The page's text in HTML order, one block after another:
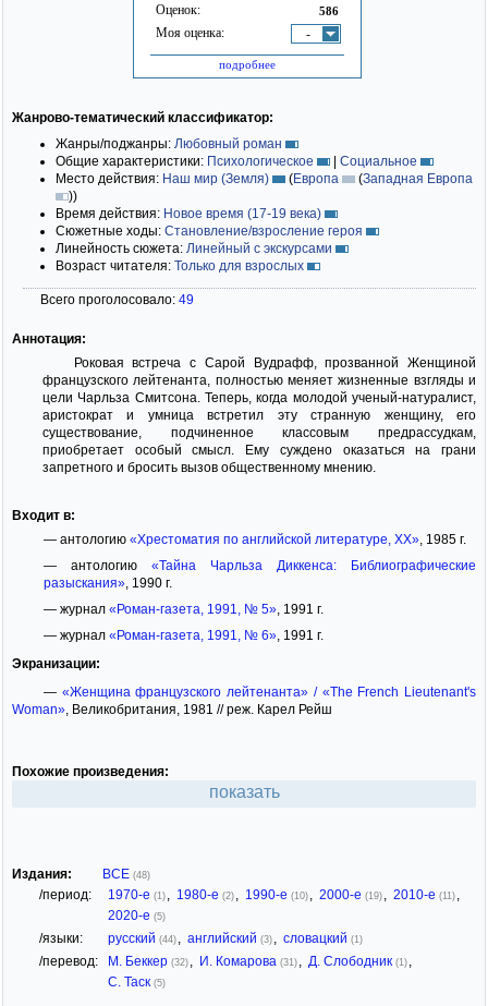
Оценок: 586
Моя оценка: -
подробнее
Жанрово-тематический классификатор:
Жанры/поджанры: Любовный роман
Общие характеристики: Психологическое | Социальное
Место действия: Наш мир (Земля) (Европа (Западная Европа
))
Время действия: Новое время (17-19 века)
Сюжетные ходы: Становление/взросление героя
Линейность сюжета: Линейный с экскурсами
Возраст читателя: Только для взрослых
Всего проголосовало: 49
Аннотация:
Роковая встреча с Сарой Вудрафф, прозванной Женщиной
французского лейтенанта, полностью меняет жизненные взгляды и
цели Чарльза Смитсона. Теперь, когда молодой ученый-натуралист,
аристократ и умница встретил эту странную женщину, его
существование, подчиненное классовым предрассудкам,
приобретает особый смысл. Ему суждено оказаться на грани
запретного и бросить вызов общественному мнению.
Входит в:
— антологию «Хрестоматия по английской литературе, XX», 1985 г.
— антологию «Тайна Чарльза Диккенса: Библиографические
разыскания», 1990 г.
— журнал «Роман-газета, 1991, № 5», 1991 г.
— журнал «Роман-газета, 1991, № 6», 1991 г.
Экранизации:
— «Женщина французского лейтенанта» / «The French Lieutenant's
Woman» , Великобритания, 1981 // реж. Карел Рейш
Похожие произведения:
показать
Издания: ВСЕ (48)
/период: 1970-е (1) , 1980-е (2) , 1990-е (10) , 2000-е (19) , 2010-е (11) ,
2020-е (5)
/языки: русский (44) , английский (3) , словацкий (1)
/перевод: М. Беккер (32) , И. Комарова (31) , Д. Слободник (1) ,
С. Таск (5)